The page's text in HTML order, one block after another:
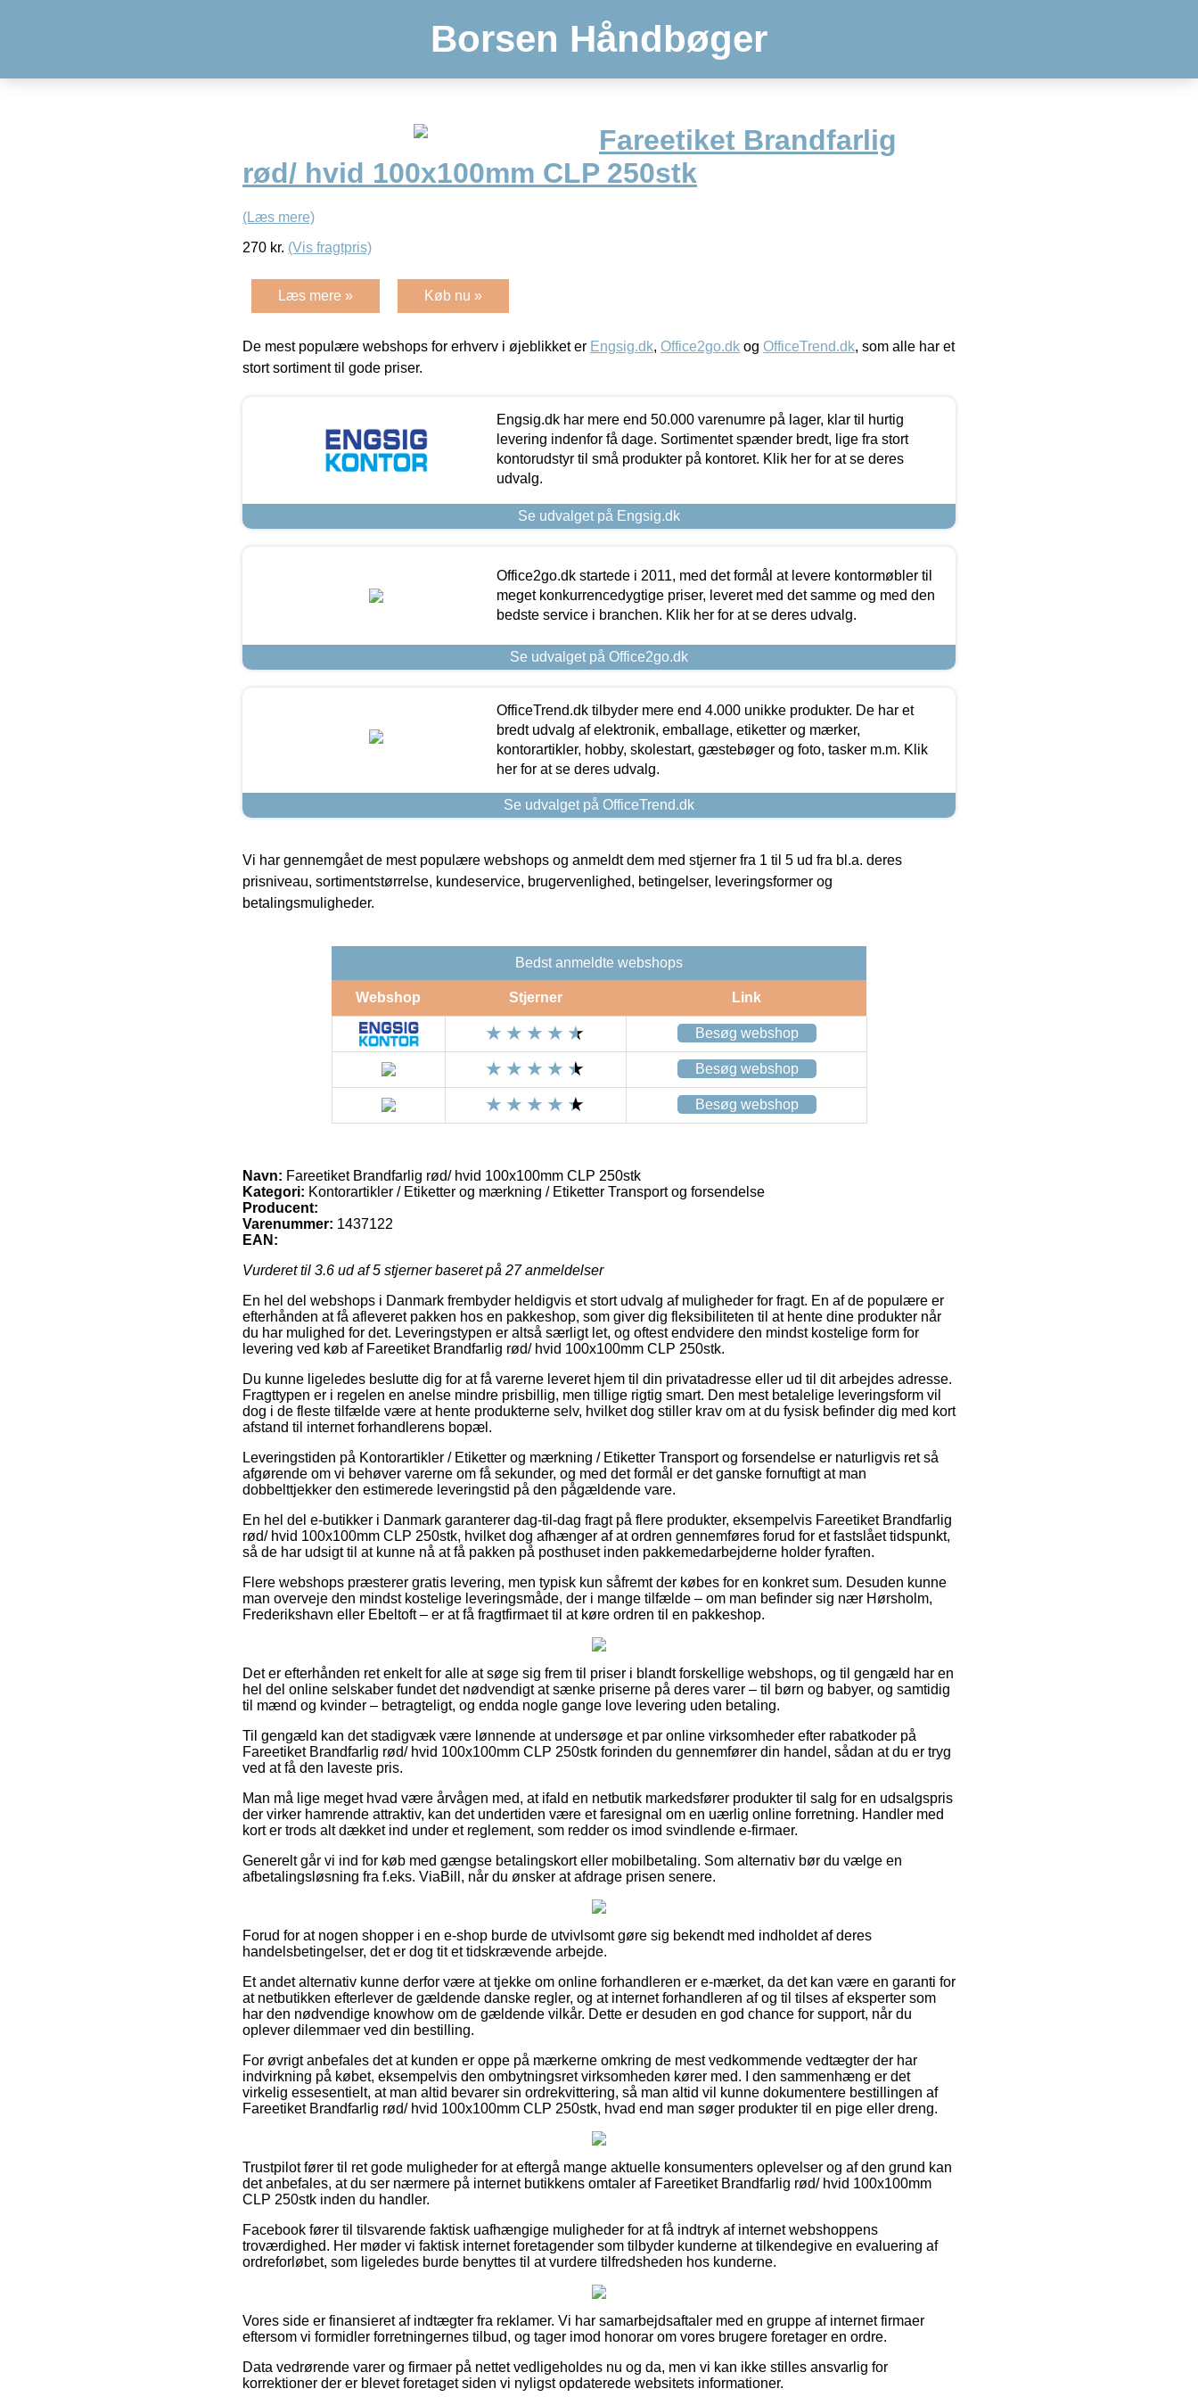
Borsen Håndbøger
Fareetiket Brandfarlig
rød/ hvid 100x100mm CLP 250stk
(Læs mere)
270 kr. (Vis fragtpris)
Læs mere » Køb nu »
De mest populære webshops for erhverv i øjeblikket er Engsig.dk, Office2go.dk og OfficeTrend.dk, som alle har et
stort sortiment til gode priser.
Engsig.dk har mere end 50.000 varenumre på lager, klar til hurtig
levering indenfor få dage. Sortimentet spænder bredt, lige fra stort
kontorudstyr til små produkter på kontoret. Klik her for at se deres
udvalg.
Se udvalget på Engsig.dk
Office2go.dk startede i 2011, med det formål at levere kontormøbler til
meget konkurrencedygtige priser, leveret med det samme og med den
bedste service i branchen. Klik her for at se deres udvalg.
Se udvalget på Office2go.dk
OfficeTrend.dk tilbyder mere end 4.000 unikke produkter. De har et
bredt udvalg af elektronik, emballage, etiketter og mærker,
kontorartikler, hobby, skolestart, gæstebøger og foto, tasker m.m. Klik
her for at se deres udvalg.
Se udvalget på OfficeTrend.dk
Vi har gennemgået de mest populære webshops og anmeldt dem med stjerner fra 1 til 5 ud fra bl.a. deres
prisniveau, sortimentstørrelse, kundeservice, brugervenlighed, betingelser, leveringsformer og
betalingsmuligheder.
Bedst anmeldte webshops
Webshop Stjerner Link
Besøg webshop
Besøg webshop
Besøg webshop
Navn: Fareetiket Brandfarlig rød/ hvid 100x100mm CLP 250stk
Kategori: Kontorartikler / Etiketter og mærkning / Etiketter Transport og forsendelse
Producent:
Varenummer: 1437122
EAN:
Vurderet til 3.6 ud af 5 stjerner baseret på 27anmeldelser
En hel del webshops i Danmark frembyder heldigvis et stort udvalg af muligheder for fragt. En af de populære er
efterhånden at få afleveret pakken hos en pakkeshop, som giver dig fleksibiliteten til at hente dine produkter når
du har mulighed for det. Leveringstypen er altså særligt let, og oftest endvidere den mindst kostelige form for
levering ved køb af Fareetiket Brandfarlig rød/ hvid 100x100mm CLP 250stk.
Du kunne ligeledes beslutte dig for at få varerne leveret hjem til din privatadresse eller ud til dit arbejdes adresse.
Fragttypen er i regelen en anelse mindre prisbillig, men tillige rigtig smart. Den mest betalelige leveringsform vil
dog i de fleste tilfælde være at hente produkterne selv, hvilket dog stiller krav om at du fysisk befinder dig med kort
afstand til internet forhandlerens bopæl.
Leveringstiden på Kontorartikler / Etiketter og mærkning / Etiketter Transport og forsendelse er naturligvis ret så
afgørende om vi behøver varerne om få sekunder, og med det formål er det ganske fornuftigt at man
dobbelttjekker den estimerede leveringstid på den pågældende vare.
En hel del e-butikker i Danmark garanterer dag-til-dag fragt på flere produkter, eksempelvis Fareetiket Brandfarlig
rød/ hvid 100x100mm CLP 250stk, hvilket dog afhænger af at ordren gennemføres forud for et fastslået tidspunkt,
så de har udsigt til at kunne nå at få pakken på posthuset inden pakkemedarbejderne holder fyraften.
Flere webshops præsterer gratis levering, men typisk kun såfremt der købes for en konkret sum. Desuden kunne
man overveje den mindst kostelige leveringsmåde, der i mange tilfælde – om man befinder sig nær Hørsholm,
Frederikshavn eller Ebeltoft – er at få fragtfirmaet til at køre ordren til en pakkeshop.
Det er efterhånden ret enkelt for alle at søge sig frem til priser i blandt forskellige webshops, og til gengæld har en
hel del online selskaber fundet det nødvendigt at sænke priserne på deres varer – til børn og babyer, og samtidig
til mænd og kvinder – betragteligt, og endda nogle gange love levering uden betaling.
Til gengæld kan det stadigvæk være lønnende at undersøge et par online virksomheder efter rabatkoder på
Fareetiket Brandfarlig rød/ hvid 100x100mm CLP 250stk forinden du gennemfører din handel, sådan at du er tryg
ved at få den laveste pris.
Man må lige meget hvad være årvågen med, at ifald en netbutik markedsfører produkter til salg for en udsalgspris
der virker hamrende attraktiv, kan det undertiden være et faresignal om en uærlig online forretning. Handler med
kort er trods alt dækket ind under et reglement, som redder os imod svindlende e-firmaer.
Generelt går vi ind for køb med gængse betalingskort eller mobilbetaling. Som alternativ bør du vælge en
afbetalingsløsning fra f.eks. ViaBill, når du ønsker at afdrage prisen senere.
Forud for at nogen shopper i en e-shop burde de utvivlsomt gøre sig bekendt med indholdet af deres
handelsbetingelser, det er dog tit et tidskrævende arbejde.
Et andet alternativ kunne derfor være at tjekke om online forhandleren er e-mærket, da det kan være en garanti for
at netbutikken efterlever de gældende danske regler, og at internet forhandleren af og til tilses af eksperter som
har den nødvendige knowhow om de gældende vilkår. Dette er desuden en god chance for support, når du
oplever dilemmaer ved din bestilling.
For øvrigt anbefales det at kunden er oppe på mærkerne omkring de mest vedkommende vedtægter der har
indvirkning på købet, eksempelvis den ombytningsret virksomheden kører med. I den sammenhæng er det
virkelig essesentielt, at man altid bevarer sin ordrekvittering, så man altid vil kunne dokumentere bestillingen af
Fareetiket Brandfarlig rød/ hvid 100x100mm CLP 250stk, hvad end man søger produkter til en pige eller dreng.
Trustpilot fører til ret gode muligheder for at eftergå mange aktuelle konsumenters oplevelser og af den grund kan
det anbefales, at du ser nærmere på internet butikkens omtaler af Fareetiket Brandfarlig rød/ hvid 100x100mm
CLP 250stk inden du handler.
Facebook fører til tilsvarende faktisk uafhængige muligheder for at få indtryk af internet webshoppens
troværdighed. Her møder vi faktisk internet foretagender som tilbyder kunderne at tilkendegive en evaluering af
ordreforløbet, som ligeledes burde benyttes til at vurdere tilfredsheden hos kunderne.
Vores side er finansieret af indtægter fra reklamer. Vi har samarbejdsaftaler med en gruppe af internet firmaer
eftersom vi formidler forretningernes tilbud, og tager imod honorar om vores brugere foretager en ordre.
Data vedrørende varer og firmaer på nettet vedligeholdes nu og da, men vi kan ikke stilles ansvarlig for
korrektioner der er blevet foretaget siden vi nyligst opdaterede websitets informationer.